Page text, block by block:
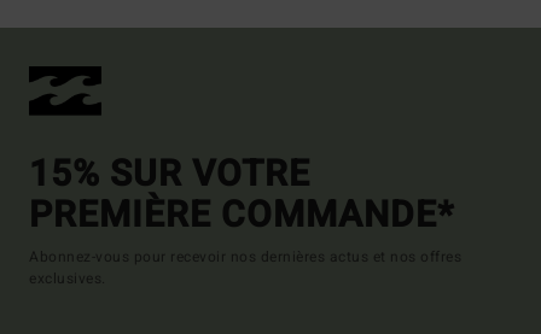
15% SUR VOTRE
PREMIÈRE COMMANDE*
Abonnez-vous pour recevoir nos dernières actus et nos offres
exclusives.